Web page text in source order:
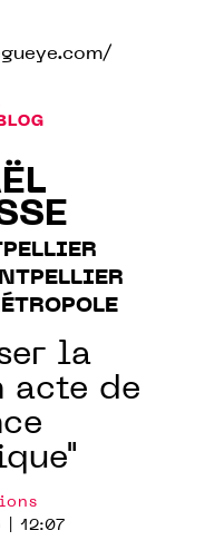
la
acte de
| 12:07